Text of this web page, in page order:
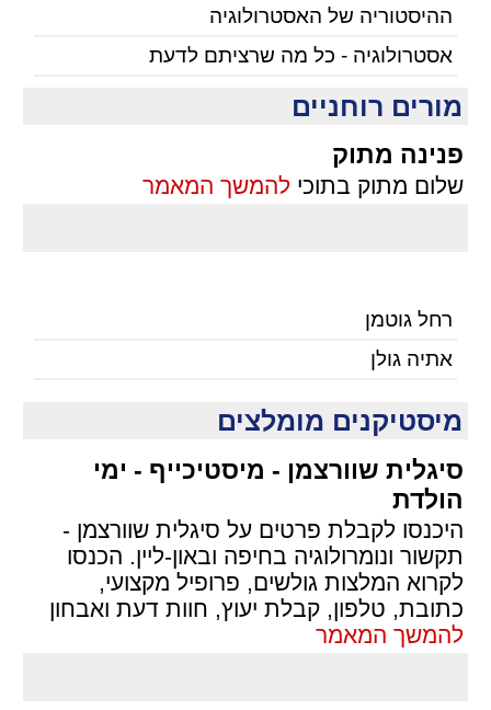
ההיסטוריה של האסטרולוגיה
אסטרולוגיה - כל מה שרציתם לדעת
מורים רוחניים
פנינה מתוק
שלום מתוק בתוכי להמשך המאמר
רחל גוטמן
אתיה גולן
מיסטיקנים מומלצים
סיגלית שוורצמן - מיסטיכייף - ימי
הולדת
היכנסו לקבלת פרטים על סיגלית שוורצמן -
תקשור ונומרולוגיה בחיפה ובאון-ליין. הכנסו
לקרוא המלצות גולשים, פרופיל מקצועי,
כתובת, טלפון, קבלת יעוץ, חוות דעת ואבחון
להמשך המאמר